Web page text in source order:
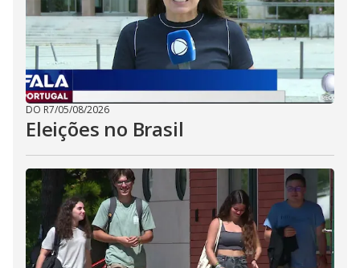
DO R7/05/08/2026
Eleições no Brasil